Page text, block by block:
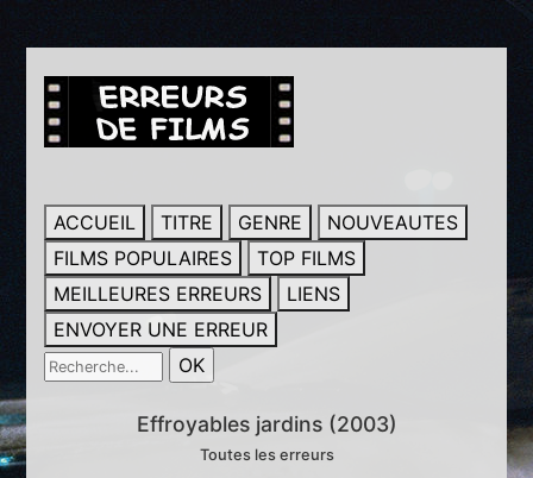
ACCUEIL TITRE GENRE
NOUVEAUTES
FILMS POPULAIRES
TOP FILMS
MEILLEURES ERREURS
LIENS
ENVOYER UNE ERREUR
Effroyables jardins (2003)
Toutes les erreurs